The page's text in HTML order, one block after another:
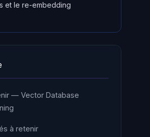
et le re-embedding
— Vector Database
à retenir